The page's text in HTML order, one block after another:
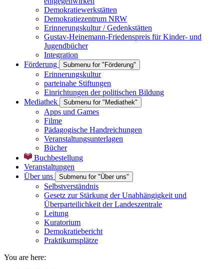
Demokratiewerkstätten
Demokratiezentrum NRW
Erinnerungskultur / Gedenkstätten
Gustav-Heinemann-Friedenspreis für Kinder- und
Jugendbücher
Integration
Förderung
Submenu for "Förderung"
Erinnerungskultur
parteinahe Stiftungen
Einrichtungen der politischen Bildung
Mediathek
Submenu for "Mediathek"
Apps und Games
Filme
Pädagogische Handreichungen
Veranstaltungsunterlagen
Bücher
Buchbestellung
Veranstaltungen
Über uns
Submenu for "Über uns"
Selbstverständnis
Gesetz zur Stärkung der Unabhängigkeit und
Überparteilichkeit der Landeszentrale
Leitung
Kuratorium
Demokratiebericht
Praktikumsplätze
You are here: